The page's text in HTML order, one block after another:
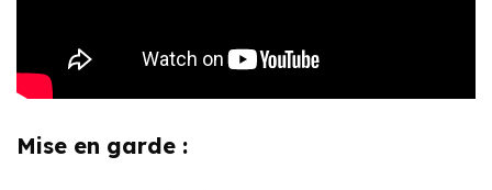
Mise en garde :